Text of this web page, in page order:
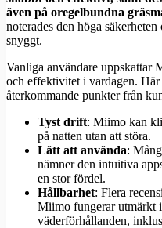
även på oregelbundna
noterades den höga
snyggt.
Vanliga användare uppskattar
och effektivitet i vardagen. Här
återkommande punkter från
Tyst drift: Miimo kan
på natten utan att störa.
Lätt att använda:
nämner den intuitiva
en stor fördel.
Hållbarhet: Flera
Miimo fungerar utmärkt
väderförhållanden,